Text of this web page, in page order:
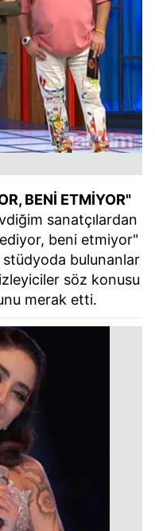
BENİ ETMİYOR"
sanatçılardan
beni etmiyor"
bulunanlar
söz konusu
merak etti.